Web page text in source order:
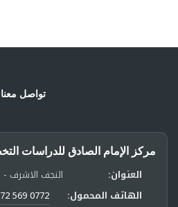
تواصل معنا
مركز الإمام الصادق للدراسات
العنوان:
النجف الاشرف -
الهاتف المحمول:
0772 569 7172